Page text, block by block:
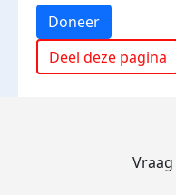
Doneer
Deel deze pagina